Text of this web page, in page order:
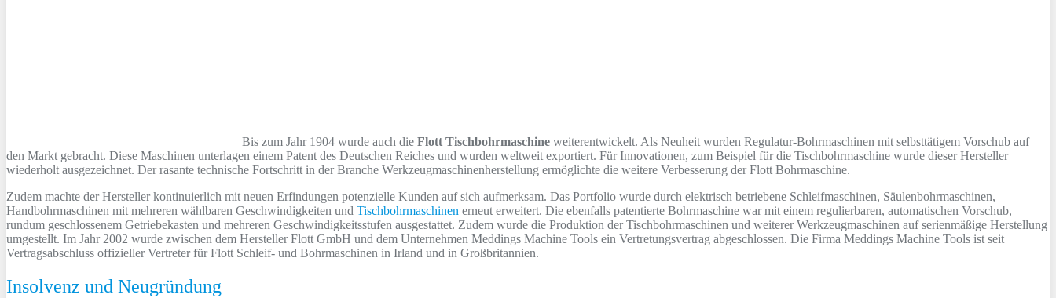
Bis zum Jahr 1904 wurde auch die Flott Tischbohrmaschine weiterentwickelt. Als Neuheit wurden Regulatur-Bohrmaschinen mit selbsttätigem Vorschub auf
den Markt gebracht. Diese Maschinen unterlagen einem Patent des Deutschen Reiches und wurden weltweit exportiert. Für Innovationen, zum Beispiel für die Tischbohrmaschine wurde dieser Hersteller
wiederholt ausgezeichnet. Der rasante technische Fortschritt in der Branche Werkzeugmaschinenherstellung ermöglichte die weitere Verbesserung der Flott Bohrmaschine.
Zudem machte der Hersteller kontinuierlich mit neuen Erfindungen potenzielle Kunden auf sich aufmerksam. Das Portfolio wurde durch elektrisch betriebene Schleifmaschinen, Säulenbohrmaschinen,
Handbohrmaschinen mit mehreren wählbaren Geschwindigkeiten und Tischbohrmaschinen erneut erweitert. Die ebenfalls patentierte Bohrmaschine war mit einem regulierbaren, automatischen Vorschub,
rundum geschlossenem Getriebekasten und mehreren Geschwindigkeitsstufen ausgestattet. Zudem wurde die Produktion der Tischbohrmaschinen und weiterer Werkzeugmaschinen auf serienmäßige Herstellung
umgestellt. Im Jahr 2002 wurde zwischen dem Hersteller Flott GmbH und dem Unternehmen Meddings Machine Tools ein Vertretungsvertrag abgeschlossen. Die Firma Meddings Machine Tools ist seit
Vertragsabschluss offizieller Vertreter für Flott Schleif- und Bohrmaschinen in Irland und in Großbritannien.
Insolvenz und Neugründung